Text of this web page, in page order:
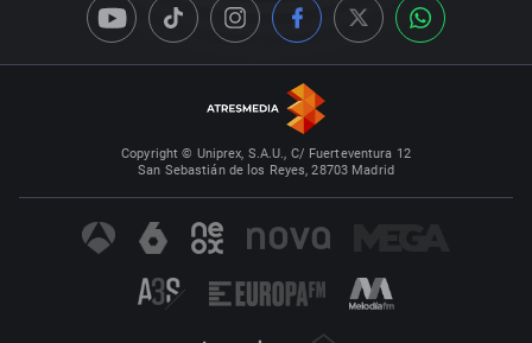
Copyright © Uniprex, S.A.U., C/ Fuerteventura 12
San Sebastián de los Reyes, 28703 Madrid